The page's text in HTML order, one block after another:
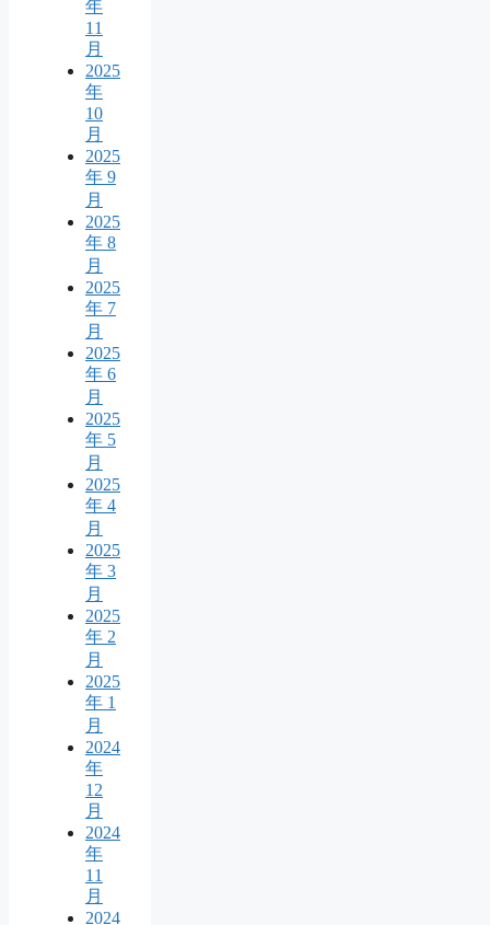
年
11
月
2025
年
10
月
2025
年 9
月
2025
年 8
月
2025
年 7
月
2025
年 6
月
2025
年 5
月
2025
年 4
月
2025
年 3
月
2025
年 2
月
2025
年 1
月
2024
年
12
月
2024
年
11
月
2024